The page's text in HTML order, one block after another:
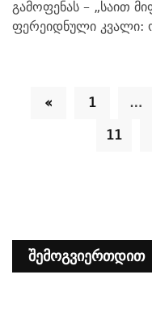
გამოფენას – „საით
ფერეიდნული კვალი:
« 1 …
11
Შემოგვიერთდით